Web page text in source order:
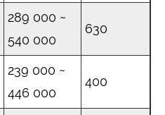
289 000 ~
540 000
630
239 000 ~
446 000
400